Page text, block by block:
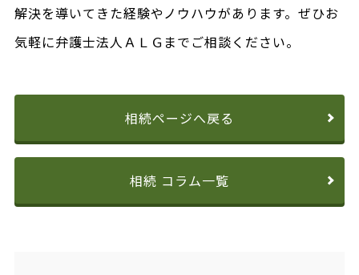
解決を導いてきた経験やノウハウがあります。ぜひお
気軽に弁護士法人ＡＬＧまでご相談ください。
相続ページへ戻る
相続 コラム一覧